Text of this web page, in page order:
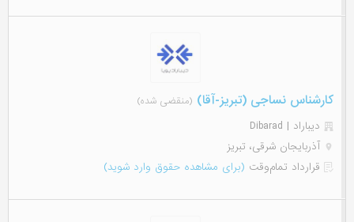
کارشناس نساجی (تبریز-آقا) (منقضی شده)
دیباراد | Dibarad
آذربایجان شرقی، تبریز
قرارداد تمام‌وقت (برای مشاهده حقوق وارد شوید)